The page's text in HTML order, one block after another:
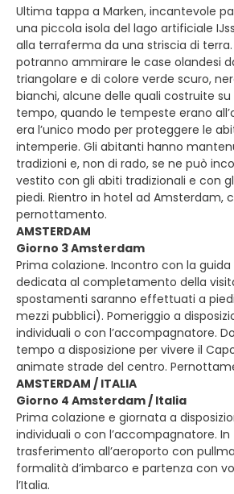
Ultima tappa a Marken, incantevole
una piccola isola del lago artificiale
alla terraferma da una striscia di terra.
potranno ammirare le case olandesi
triangolare e di colore verde scuro,
bianchi, alcune delle quali costruite
tempo, quando le tempeste erano
era l’unico modo per proteggere le
intemperie. Gli abitanti hanno
tradizioni e, non di rado, se ne può
vestito con gli abiti tradizionali e con
piedi. Rientro in hotel ad Amsterdam,
pernottamento.
AMSTERDAM
Giorno 3 Amsterdam
Prima colazione. Incontro con la
dedicata al completamento della
spostamenti saranno effettuati a piedi
mezzi pubblici). Pomeriggio a
individuali o con l’accompagnatore.
tempo a disposizione per vivere il
animate strade del centro.
AMSTERDAM / ITALIA
Giorno 4 Amsterdam / Italia
Prima colazione e giornata a
individuali o con l’accompagnatore.
trasferimento all’aeroporto con
formalità d’imbarco e partenza con
l’Italia.